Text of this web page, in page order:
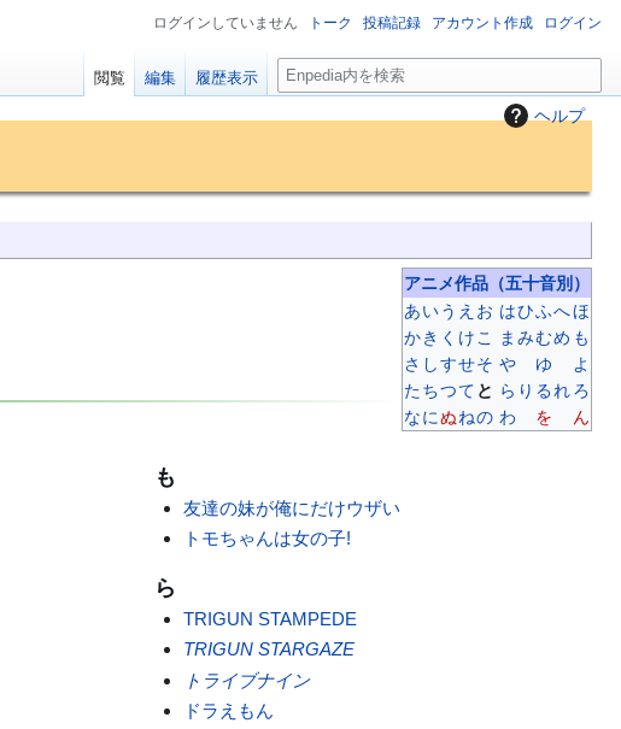
ヘルプ
アニメ作品 （五十音別）
あい う え お はひふへほ
か き く け こ ま みむめ も
さ しすせそ や ゆ
よ
たちつて と ら り るれろ
なにぬねの わ を ん
も
友達の妹が俺にだけウザい
トモちゃんは女の子!
ら
TRIGUN STAMPEDE
TRIGUN STARGAZE
トライブナイン
ドラえもん
ログインしていません トーク 投稿記録 アカウント作成 ログイン
閲覧 編集 履歴表示
検
索